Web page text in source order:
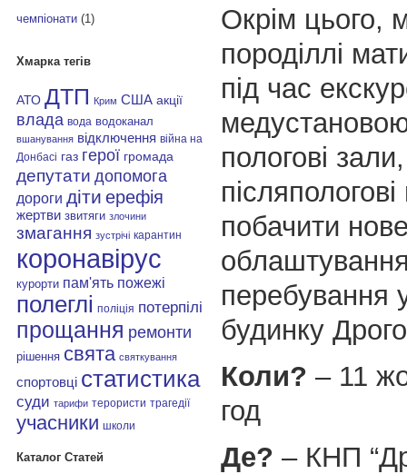
чемпіонати(1)
Хмарка тегів
АТО ДТП Крим США акції
влада вода водоканал
вшанування відключення війна на
Донбасі газ герої громада
депутати допомога
дороги діти ерефія
жертви звитяги злочини
змагання зустрічі карантин
коронавірус
курорти пам'ять пожежі
полеглі поліція потерпілі
прощання ремонти
рішення свята святкування
спортовці статистика
суди тарифи терористи трагедії
учасники школи
Каталог Статей
Окрім цього,
породіллі
під час
медустановою
пологові зали,
побачити
перебування
будинку
Коли? – 11
год
Де? – КНП